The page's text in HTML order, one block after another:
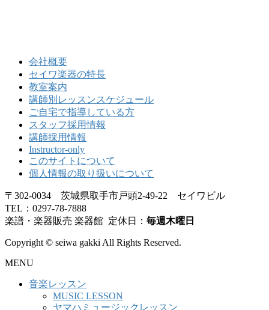
会社概要
セイワ楽器の特長
教室案内
講師別レッスンスケジュール
ご自宅で指導している方
スタッフ採用情報
講師採用情報
Instructor-only
このサイトについて
個人情報の取り扱いについて
〒302-0034 茨城県取手市戸頭2-49-22 セイワビル
TEL：0297-78-7888
楽譜・楽器販売 楽器館 定休日： 毎週木曜日
Copyright © seiwa gakki All Rights Reserved.
MENU
音楽レッスン
MUSIC LESSON
ヤマハミュージックレッスン